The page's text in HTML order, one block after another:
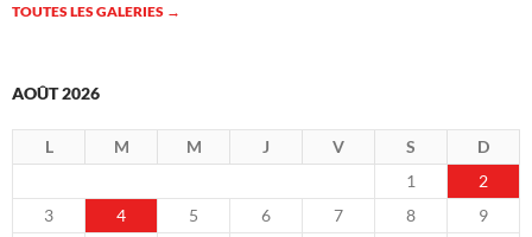
TOUTES LES GALERIES →
AOÛT 2026
L M M J V S
D
1
2
3
4 5 6 7 8
9